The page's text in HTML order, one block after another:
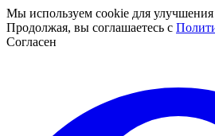
Мы используем cookie для улучшения
Продолжая, вы соглашаетесь с
Согласен